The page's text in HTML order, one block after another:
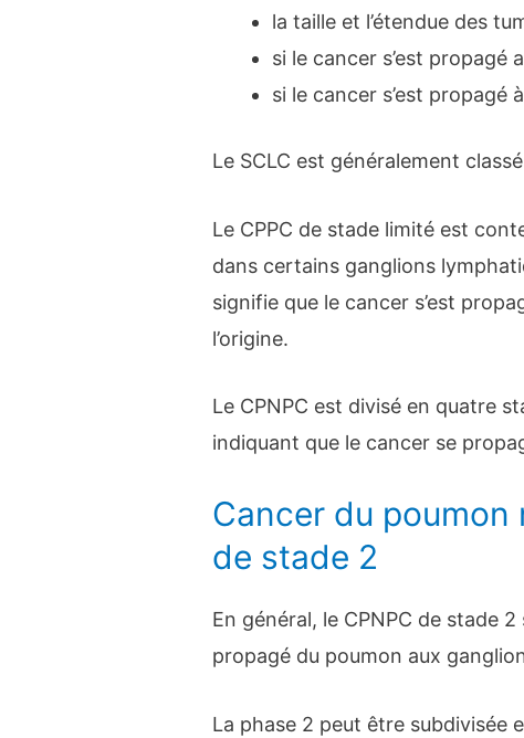
la taille et l’étendue des
si le cancer s’est propagé
si le cancer s’est propagé
Le SCLC est généralement
Le CPPC de stade limité est
dans certains ganglions
signifie que le cancer s’est
l’origine.
Le CPNPC est divisé en quatre
indiquant que le cancer se
Cancer du
de stade 2
En général, le CPNPC de stade
propagé du poumon aux
La phase 2 peut être subdivisée